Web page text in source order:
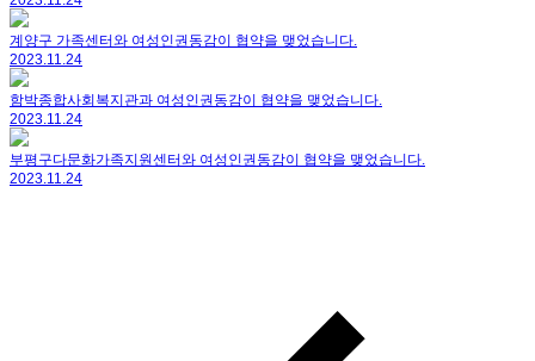
계양구 가족센터와 여성인권동감이 협약을 맺었습니다.
2023.11.24
함박종합사회복지관과 여성인권동감이 협약을 맺었습니다.
2023.11.24
부평구다문화가족지원센터와 여성인권동감이 협약을 맺었습니다.
2023.11.24